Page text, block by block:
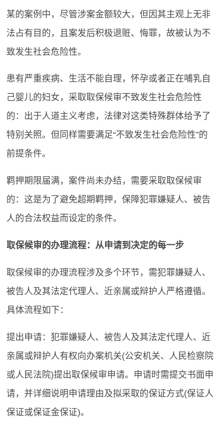
某的案例中，尽管涉案金额较大，但因其主观上无非
法占有目的，且案发后积极退赃、悔罪，故被认为不
致发生社会危险性。
患有严重疾病、生活不能自理，怀孕或者正在哺乳自
己婴儿的妇女，采取取保候审不致发生社会危险性
的：出于人道主义考虑，法律对这类特殊群体给予了
特别关照。但同样需要满足“不致发生社会危险性”的
前提条件。
羁押期限届满，案件尚未办结，需要采取取保候审
的：这是为了避免超期羁押，保障犯罪嫌疑人、被告
人的合法权益而设定的条件。
取保候审的办理流程：从申请到决定的每一步
取保候审的办理流程涉及多个环节，需犯罪嫌疑人、
被告人及其法定代理人、近亲属或辩护人严格遵循。
具体流程如下：
提出申请：犯罪嫌疑人、被告人及其法定代理人、近
亲属或辩护人有权向办案机关(公安机关、人民检察院
或人民法院)提出取保候审申请。申请时需提交书面申
请，并详细说明申请理由及拟采取的保证方式(保证人
保证或保证金保证)。